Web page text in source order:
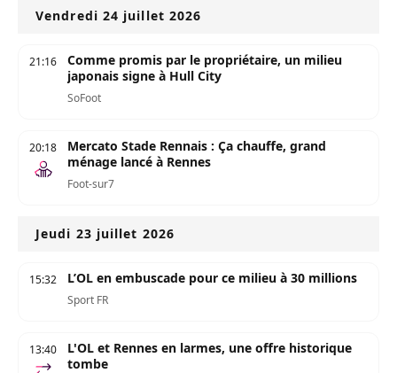
Vendredi 24 juillet 2026
21:16
Comme promis par le propriétaire, un milieu
japonais signe à Hull City
SoFoot
20:18
Mercato Stade Rennais : Ça chauffe, grand
ménage lancé à Rennes
Foot-sur7
Jeudi 23 juillet 2026
15:32 L’OL en embuscade pour ce milieu à 30 millions
Sport FR
13:40
L'OL et Rennes en larmes, une offre historique
tombe